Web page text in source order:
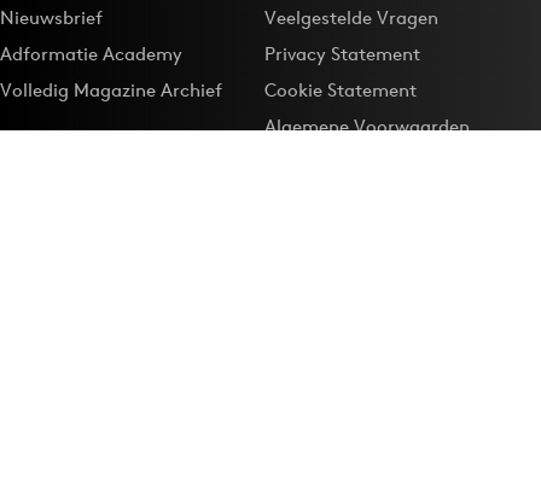
Nieuwsbrief
Adformatie Academy
Volledig Magazine Archief
Veelgestelde Vragen
Privacy Statement
Cookie Statement
Algemene Voorwaarden